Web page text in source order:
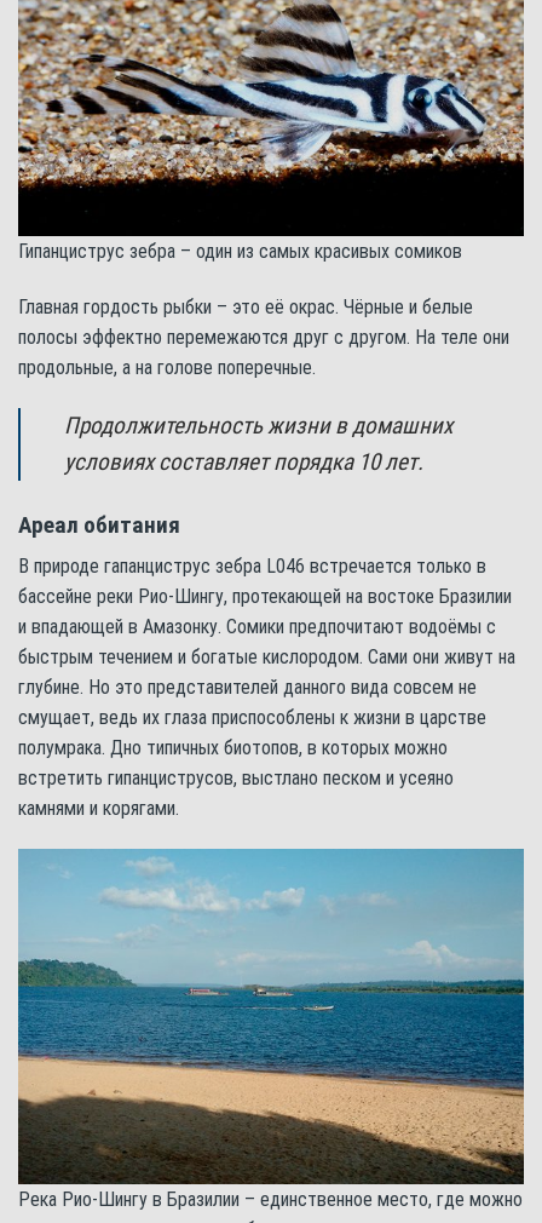
Гипанциструс зебра – один из самых красивых сомиков
Главная гордость рыбки – это её окрас. Чёрные и белые
полосы эффектно перемежаются друг с другом. На теле они
продольные, а на голове поперечные.
Продолжительность жизни в домашних
условиях составляет порядка 10 лет.
Ареал обитания
В природе гапанциструс зебра L046 встречается только в
бассейне реки Рио-Шингу, протекающей на востоке Бразилии
и впадающей в Амазонку. Сомики предпочитают водоёмы с
быстрым течением и богатые кислородом. Сами они живут на
глубине. Но это представителей данного вида совсем не
смущает, ведь их глаза приспособлены к жизни в царстве
полумрака. Дно типичных биотопов, в которых можно
встретить гипанциструсов, выстлано песком и усеяно
камнями и корягами.
Река Рио-Шингу в Бразилии – единственное место, где можно